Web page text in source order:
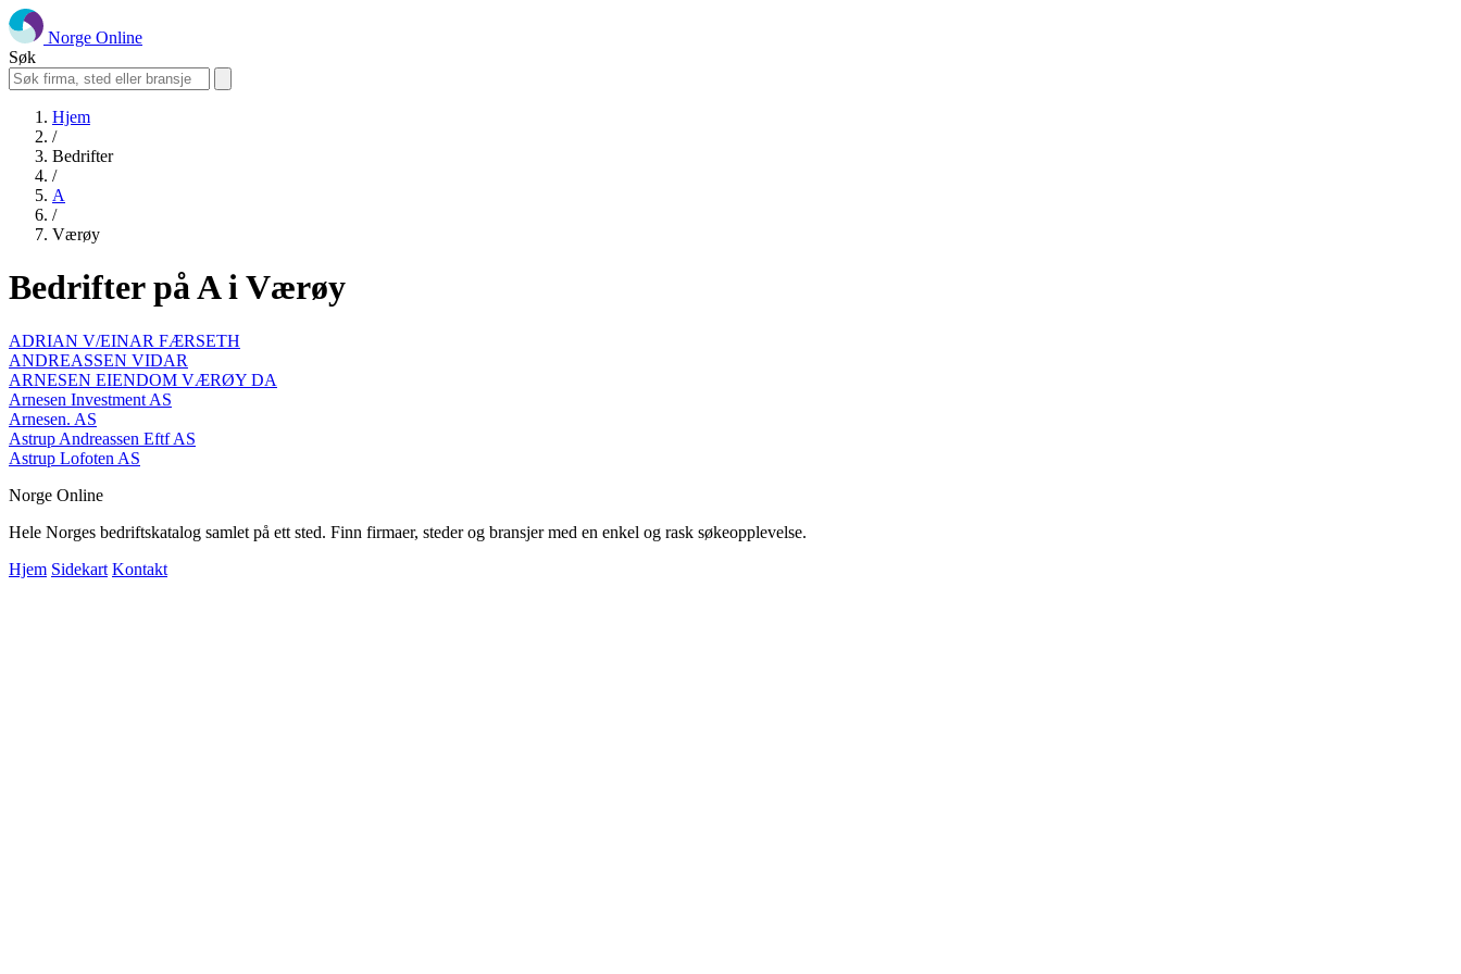
Norge Online
Søk
Hjem
/
Bedrifter
/
A
/
Værøy
Bedrifter på A i Værøy
ADRIAN V/EINAR FÆRSETH
ANDREASSEN VIDAR
ARNESEN EIENDOM VÆRØY DA
Arnesen Investment AS
Arnesen. AS
Astrup Andreassen Eftf AS
Astrup Lofoten AS
Norge Online
Hele Norges bedriftskatalog samlet på ett sted. Finn firmaer, steder og bransjer med en enkel og rask søkeopplevelse.
Hjem Sidekart Kontakt